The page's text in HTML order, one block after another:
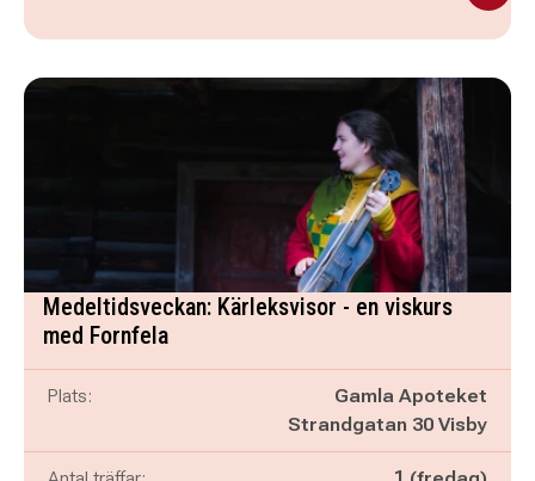
Medeltidsveckan: Kärleksvisor - en viskurs
med Fornfela
Plats:
Gamla Apoteket
Strandgatan 30 Visby